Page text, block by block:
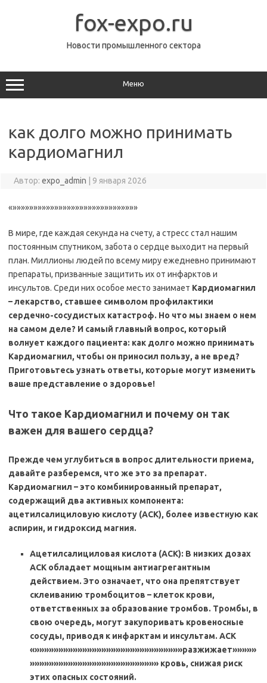
fox-expo.ru
Новости промышленного сектора
Меню
как долго можно принимать
кардиомагнил
Автор: expo_admin 9 января 2026
«»»»»»»»»»»»»»»»»»»»»»»»»»»»»»»
В мире, где каждая секунда на счету, а стресс стал нашим
постоянным спутником, забота о сердце выходит на первый
план. Миллионы людей по всему миру ежедневно принимают
препараты, призванные защитить их от инфарктов и
инсультов. Среди них особое место занимает Кардиомагнил
– лекарство, ставшее символом профилактики
сердечно-сосудистых катастроф. Но что мы знаем о нем
на самом деле? И самый главный вопрос, который
волнует каждого пациента: как долго можно принимать
Кардиомагнил, чтобы он приносил пользу, а не вред?
Приготовьтесь узнать ответы, которые могут изменить
ваше представление о здоровье!
Что такое Кардиомагнил и почему он так
важен для вашего сердца?
Прежде чем углубиться в вопрос длительности приема,
давайте разберемся, что же это за препарат.
Кардиомагнил – это комбинированный препарат,
содержащий два активных компонента:
ацетилсалициловую кислоту (АСК), более известную как
аспирин, и гидроксид магния.
Ацетилсалициловая кислота (АСК): В низких дозах
АСК обладает мощным антиагрегантным
действием. Это означает, что она препятствует
склеиванию тромбоцитов – клеток крови,
ответственных за образование тромбов. Тромбы, в
свою очередь, могут закупоривать кровеносные
сосуды, приводя к инфарктам и инсультам. АСК
«»»»»»»»»»»»»»»»»»»»»»»»»»»»»»»»разжижает»»»»»
»»»»»»»»»»»»»»»»»»»»»»»»»»» кровь, снижая риск
этих опасных состояний.